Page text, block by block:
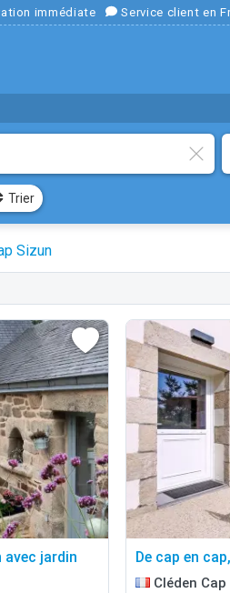
immédiate Service client en
Trier
Sizun
avec jardin
De cap en
Cléden